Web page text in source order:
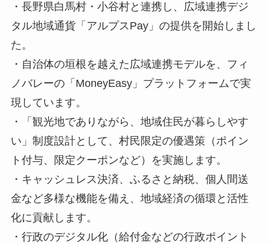
・長野県白馬村・小谷村と連携し、広域連携デジ
タル地域通貨「アルプスPay」の提供を開始しまし
た。
・自治体の垣根を越えた広域連携モデルを、フィ
ノバレーの「MoneyEasy」プラットフォームで実
現しています。
・「観光地でありながら、地域住民が暮らしやす
い」制度設計として、村民限定の優遇策（ポイン
ト付与、限定クーポンなど）を実施します。
・キャッシュレス決済、ふるさと納税、個人間送
金など多様な機能を備え、地域経済の循環と活性
化に貢献します。
・行政のデジタル化（給付金などの行政ポイント